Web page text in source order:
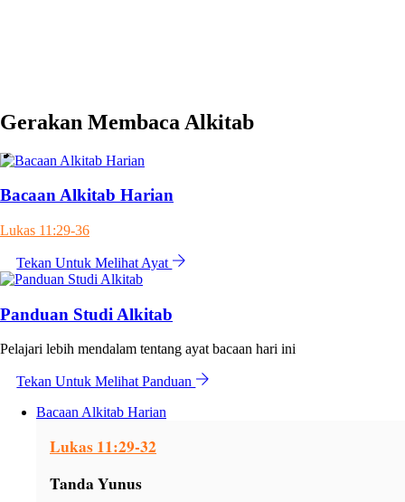
Gerakan Membaca Alkitab
Bacaan Alkitab Harian
Lukas 11:29-36
Tekan Untuk Melihat Ayat
Panduan Studi Alkitab
Pelajari lebih mendalam tentang ayat bacaan hari ini
Tekan Untuk Melihat Panduan
Bacaan Alkitab Harian
Lukas 11:29-32
Tanda Yunus